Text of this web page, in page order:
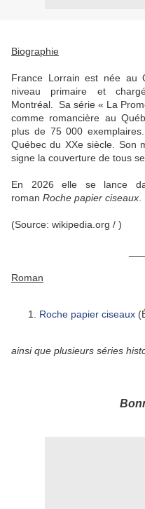
Biographie
France Lorrain est née au
niveau primaire et
Montréal. Sa série « La
comme romancière au
plus de 75 000
Québec du XXe siècle. Son
signe la couverture de tous
En 2026 elle se lance
roman Roche papier ciseaux
(Source: wikipedia.org / )
Roman
Roche papier ciseaux
ainsi que plusieurs séries